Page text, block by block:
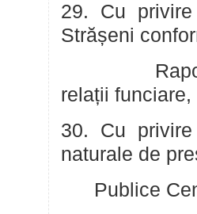
29. Cu
Strășeni
Raportor:
relații
30. Cu
naturale de
Publice